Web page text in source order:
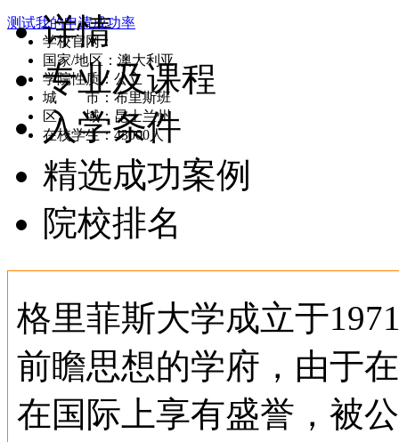
测试我的申请成功率
学校官网：
国家/地区：澳大利亚
学院性质：公立
城 市：布里斯班
区 域：昆士兰州
在校学生：43000人
详情
专业及课程
入学条件
精选成功案例
院校排名
格里菲斯大学成立于
前瞻思想的学府，由于
在国际上享有盛誉，被